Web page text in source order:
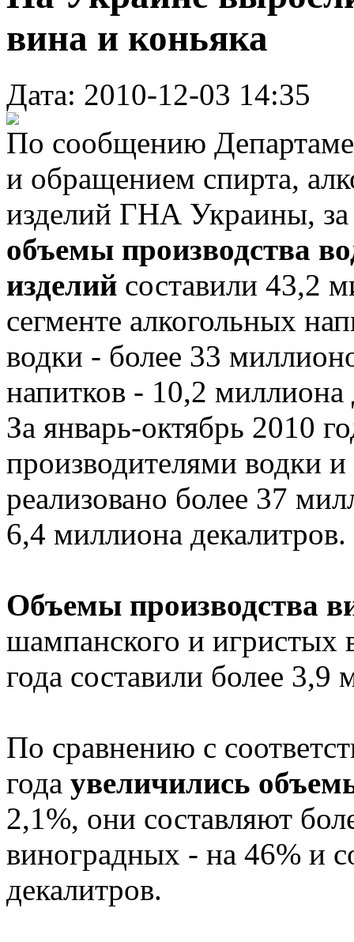
вина и коньяка
Дата: 2010-12-03 14:35
По сообщению
и обращением спирта,
изделий ГНА Украины, за
объемы производства
изделий составили 43,2
сегменте алкогольных
водки - более 33
напитков - 10,2 миллиона
За январь-октябрь 2010
производителями водки
реализовано более 37
6,4 миллиона декалитров.
Объемы производства
шампанского и игристых
года составили более 3,9
По сравнению с
года увеличились
2,1%, они составляют
виноградных - на 46% и
декалитров.